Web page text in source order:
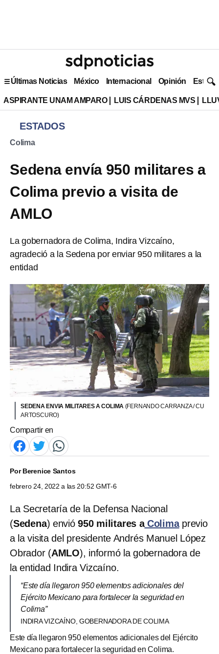
Últimas Noticias México Internacional Opinión Estilo
ASPIRANTE UNAM AMPARO LUIS CÁRDENAS MVS
ESTADOS
Colima
Sedena envía 950 militares a
Colima previo a visita de
AMLO
La gobernadora de Colima, Indira Vizcaíno,
agradeció a la Sedena por enviar 950 militares a la
entidad
SEDENA ENVIA MILITARES A COLIMA (FERNANDO CARRANZA / CU
ARTOSCURO)
Compartir en
PorBerenice Santos
febrero 24, 2022 a las 20:52 GMT-6
La Secretaría de la Defensa Nacional
(Sedena) envió950 militares aColimaprevio
a la visita del presidente Andrés Manuel López
Obrador (AMLO), informó la gobernadora de
la entidad Indira Vizcaíno.
“Este día llegaron 950 elementos adicionales del
Ejército Mexicano para fortalecer la seguridad en
Colima”
INDIRA VIZCAÍNO, GOBERNADORA DE COLIMA
Este día llegaron 950 elementos adicionales del Ejército
Mexicano para fortalecer la seguridad en Colima.